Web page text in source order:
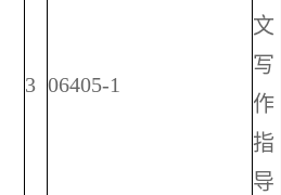
3 06405-1
文
写
作
指
导